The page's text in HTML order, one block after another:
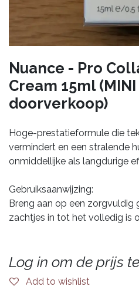
Nuance - Pro
Cream 15ml
doorverkoop)
Hoge-prestatieformule die
vermindert en een stralende
onmiddellijke als langdurige
Gebruiksaanwijzing:
Breng aan op een zorgvuldig
zachtjes in tot het volledig is
Log in om de prijs
Add to wishlist